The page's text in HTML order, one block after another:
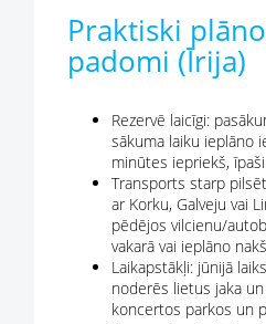
Praktiski
padomi (Īrija)
Rezervē laicīgi:
sākuma laiku ieplāno
minūtes iepriekš,
Transports starp
ar Korku, Galveju vai
pēdējos vilcienu/
vakarā vai ieplāno
Laikapstākļi: jūnijā
noderēs lietus jaka
koncertos parkos un